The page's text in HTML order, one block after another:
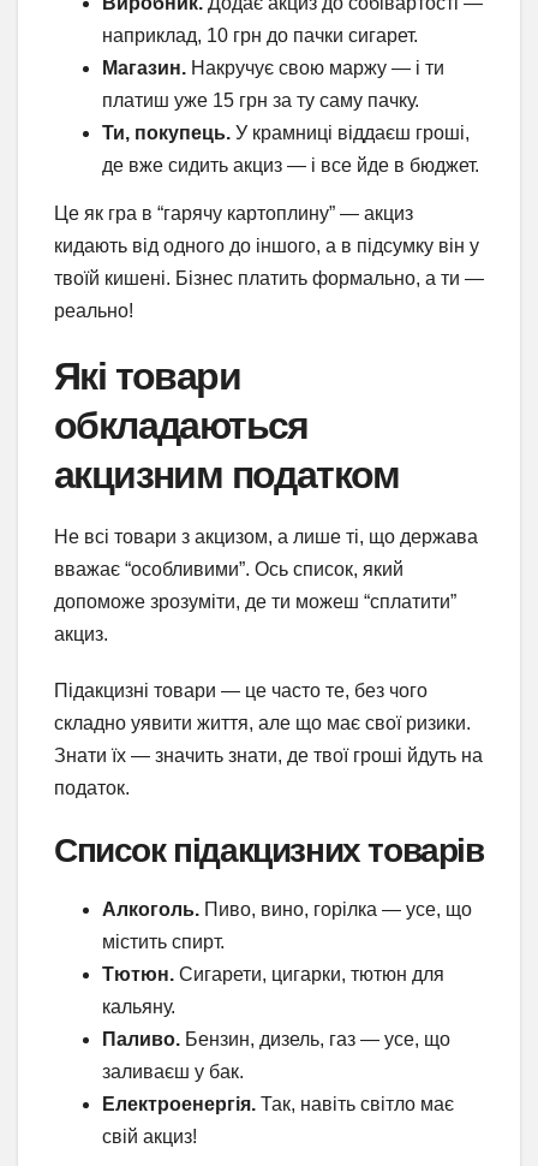
наприклад, 10 грн до пачки сигарет.
Магазин. Накручує свою маржу — і ти
платиш уже 15 грн за ту саму пачку.
Ти, покупець. У крамниці віддаєш гроші,
де вже сидить акциз — і все йде в бюджет.
Це як гра в “гарячу картоплину” — акциз
кидають від одного до іншого, а в підсумку він у
твоїй кишені. Бізнес платить формально, а ти —
реально!
Які товари
обкладаються
акцизним податком
Не всі товари з акцизом, а лише ті, що держава
вважає “особливими”. Ось список, який
допоможе зрозуміти, де ти можеш “сплатити”
акциз.
Підакцизні товари — це часто те, без чого
складно уявити життя, але що має свої ризики.
Знати їх — значить знати, де твої гроші йдуть на
податок.
Список підакцизних товарів
Алкоголь. Пиво, вино, горілка — усе, що
містить спирт.
Тютюн. Сигарети, цигарки, тютюн для
кальяну.
Паливо. Бензин, дизель, газ — усе, що
заливаєш у бак.
Електроенергія. Так, навіть світло має
свій акциз!